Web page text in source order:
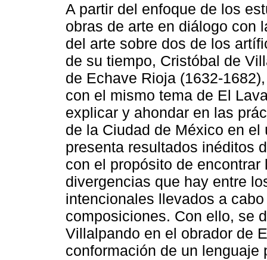
A partir del enfoque de los
obras de arte en diálogo con
del arte sobre dos de los
de su tiempo, Cristóbal de
de Echave Rioja (1632-
con el mismo tema de El
explicar y ahondar en las
de la Ciudad de México en
presenta resultados inéditos
con el propósito de
divergencias que hay entre
intencionales llevados a
composiciones. Con ello, se
Villalpando en el obrador de
conformación de un lenguaje